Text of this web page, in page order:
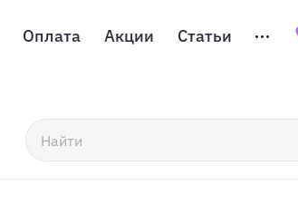
Оплата Акции Статьи